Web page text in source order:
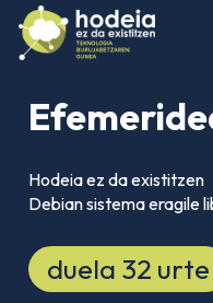
Hodeia ez da existitzen
Debian sistema eragile
duela 32 urte